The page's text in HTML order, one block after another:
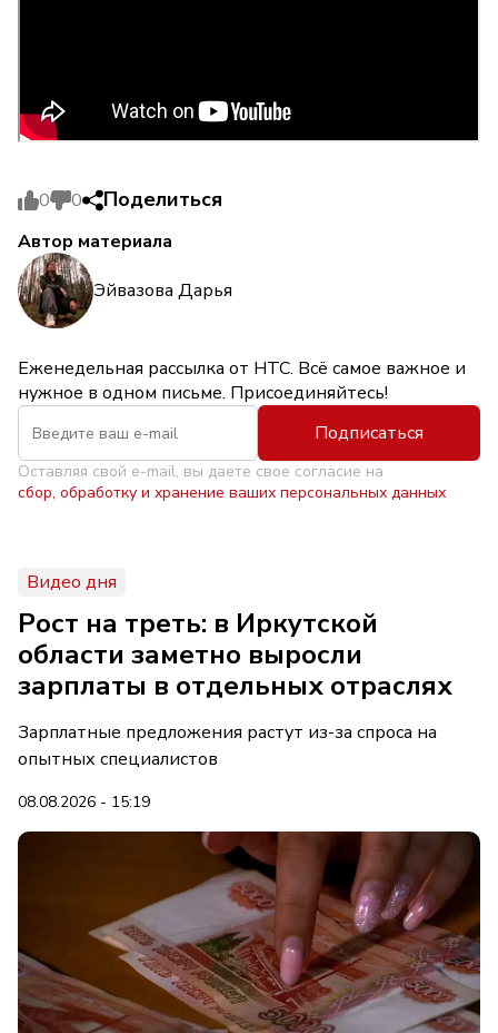
0 0 Поделиться
Автор материала
Эйвазова Дарья
Еженедельная рассылка от НТС. Всё самое важное и
нужное в одном письме. Присоединяйтесь!
Подписаться
Оставляя свой e-mail, вы даете свое согласие на
сбор, обработку и хранение ваших персональных данных
Видео дня
Рост на треть: в Иркутской
области заметно выросли
зарплаты в отдельных отраслях
Зарплатные предложения растут из-за спроса на
опытных специалистов
08.08.2026 - 15:19